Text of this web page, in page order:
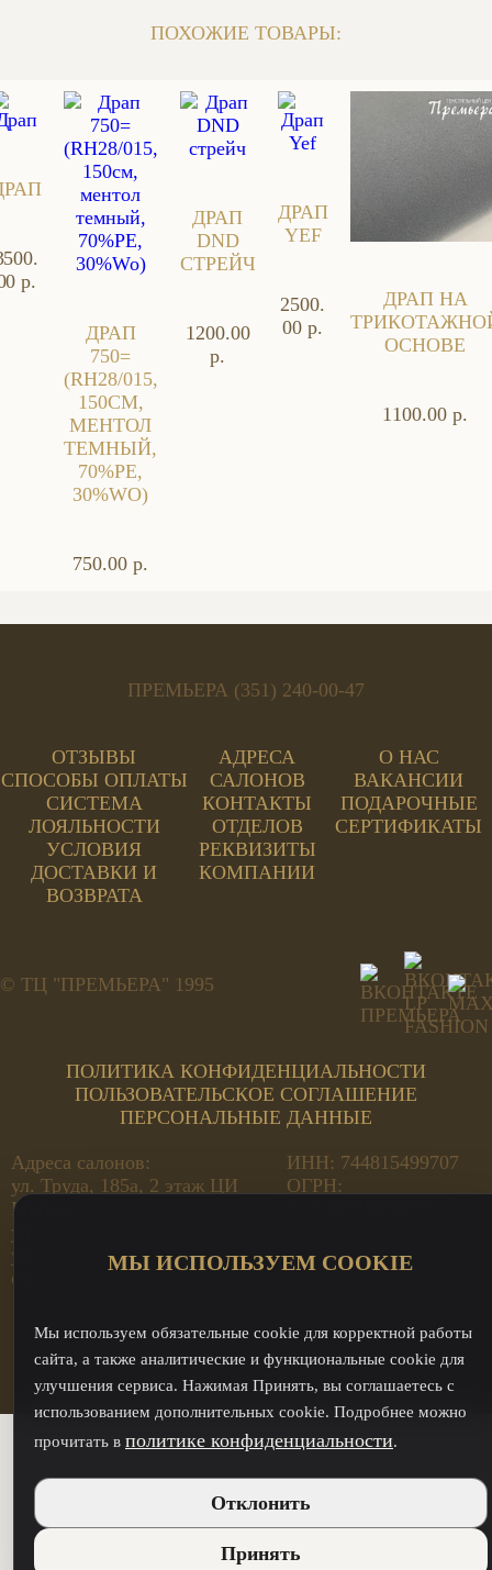
ПОХОЖИЕ ТОВАРЫ:
р.
ДРАП
750=
(RH28/015,
150СМ,
МЕНТОЛ
ТЕМНЫЙ,
70%PE,
30%WO)
750.00 р.
ДРАП
DND
СТРЕЙЧ
1200.00
р.
ДРАП
YEF
2500.
00 р.
ДРАП НА
ОСНОВЕ
1100.00 р.
ПРЕМЬЕРА (351) 240-00-47
ОТЗЫВЫ
СПОСОБЫ ОПЛАТЫ
СИСТЕМА
ЛОЯЛЬНОСТИ
УСЛОВИЯ
ДОСТАВКИ И
ВОЗВРАТА
АДРЕСА
САЛОНОВ
КОНТАКТЫ
ОТДЕЛОВ
РЕКВИЗИТЫ
КОМПАНИИ
О НАС
ВАКАНСИИ
ПОДАРОЧНЫЕ
СЕРТИФИКАТЫ
© ТЦ "ПРЕМЬЕРА" 1995
ПОЛИТИКА КОНФИДЕНЦИАЛЬНОСТИ
ПОЛЬЗОВАТЕЛЬСКОЕ СОГЛАШЕНИЕ
ПЕРСОНАЛЬНЫЕ ДАННЫЕ
Адреса салонов:
ул. Труда, 185а, 2 этаж ЦИ
Магнит
ул. Кирова, 23А Премьера
ул. Кирова, 23А - оптовый
отдел
ИНН: 744815499707
ОГРН:
МЫ ИСПОЛЬЗУЕМ COOKIE
Мы используем обязательные cookie для корректной работы
сайта, а также аналитические и функциональные cookie для
улучшения сервиса. Нажимая Принять, вы соглашаетесь с
использованием дополнительных cookie. Подробнее можно
прочитать в политике конфиденциальности.
Отклонить
Принять